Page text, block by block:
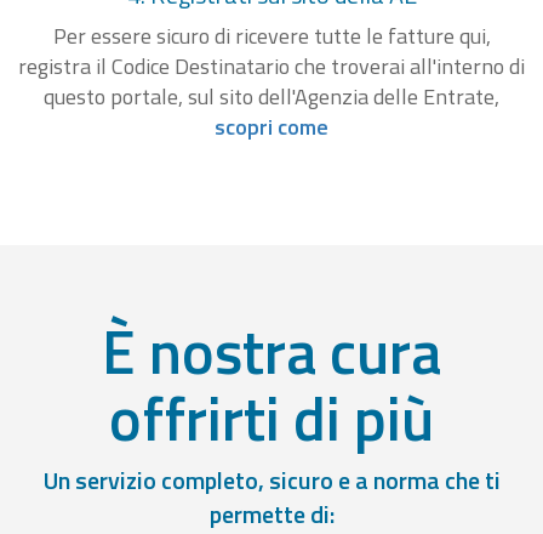
Per essere sicuro di ricevere tutte le fatture qui,
registra il Codice Destinatario che troverai all'interno di
questo portale, sul sito dell'Agenzia delle Entrate,
scopri come
È nostra cura
offrirti di più
Un servizio completo, sicuro e a norma che ti
permette di: